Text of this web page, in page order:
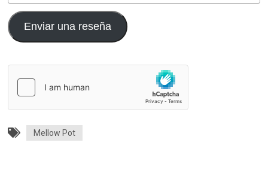
Enviar una reseña
Mellow Pot